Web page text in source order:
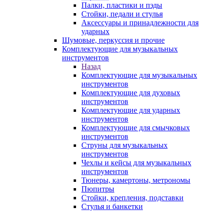
Палки, пластики и пэды
Стойки, педали и стулья
Аксессуары и принадлежности для
ударных
Шумовые, перкуссия и прочие
Комплектующие для музыкальных
инструментов
Назад
Комплектующие для музыкальных
инструментов
Комплектующие для духовых
инструментов
Комплектующие для ударных
инструментов
Комплектующие для смычковых
инструментов
Струны для музыкальных
инструментов
Чехлы и кейсы для музыкальных
инструментов
Тюнеры, камертоны, метрономы
Пюпитры
Стойки, крепления, подставки
Стулья и банкетки